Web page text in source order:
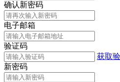
确认新密码
电子邮箱
验证码
获取
新密码